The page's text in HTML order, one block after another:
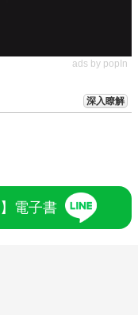
ads by popIn
深入瞭解
電子書